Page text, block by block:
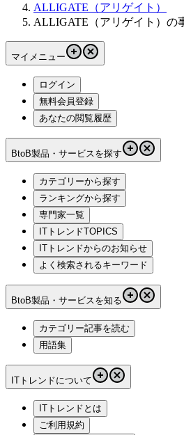
ALLIGATE（アリゲイト）
ALLIGATE（アリゲイト）の
マイメニュー
ログイン
無料会員登録
あなたの閲覧履歴
BtoB製品・サービスを探す
カテゴリーから探す
ランキングから探す
専門家一覧
ITトレンドTOPICS
ITトレンドからのお知らせ
よく検索されるキーワード
BtoB製品・サービスを知る
カテゴリー記事を読む
用語集
ITトレンドについて
ITトレンドとは
ご利用規約